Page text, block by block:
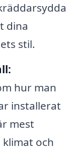
dina
stil.
hur man
installerat
mest
och